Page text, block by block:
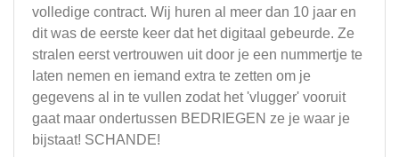
volledige contract. Wij huren al meer dan 10 jaar en
dit was de eerste keer dat het digitaal gebeurde. Ze
stralen eerst vertrouwen uit door je een nummertje te
laten nemen en iemand extra te zetten om je
gegevens al in te vullen zodat het 'vlugger' vooruit
gaat maar ondertussen BEDRIEGEN ze je waar je
bijstaat! SCHANDE!